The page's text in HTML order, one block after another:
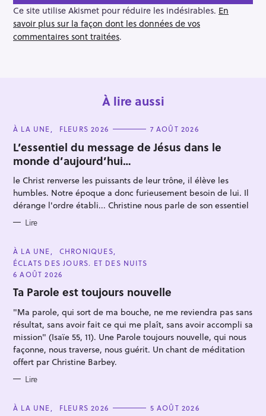
n
Ce site utilise Akismet pour réduire les indésirables. En
savoir plus sur la façon dont les données de vos
commentaires sont traitées.
À lire aussi
C
T
E
G
O
R
I
E
S
À LA UNE FLEURS 2026 7 AOÛT 2026
L’essentiel du message de Jésus dans le
monde d’aujourd’hui…
le Christ renverse les puissants de leur trône, il élève les
humbles. Notre époque a donc furieusement besoin de lui. Il
dérange l'ordre établi... Christine nous parle de son essentiel
Lire
C
A
T
E
O
R
E
À LA UNE
CHRONIQUES
ÉCLATS DES JOURS. ET DES NUITS
6 AOÛT 2026
Ta Parole est toujours nouvelle
"Ma parole, qui sort de ma bouche, ne me reviendra pas sans
résultat, sans avoir fait ce qui me plaît, sans avoir accompli sa
mission" (Isaïe 55, 11). Une Parole toujours nouvelle, qui nous
façonne, nous traverse, nous guérit. Un chant de méditation
offert par Christine Barbey.
Lire
C
À LA UNE FLEURS 2026 5 AOÛT 2026